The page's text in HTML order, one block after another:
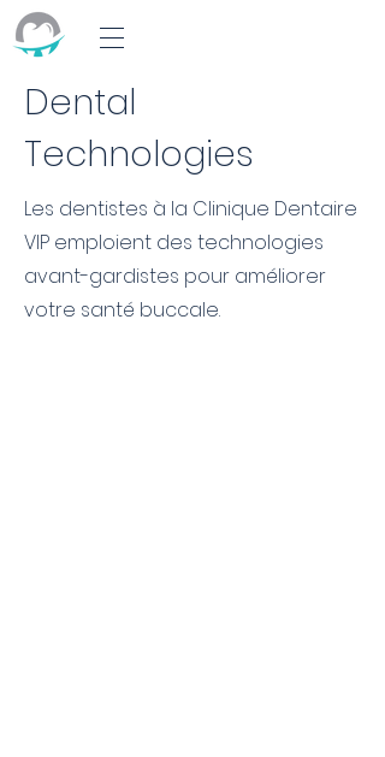
Dental
Technologies
Les dentistes à la Clinique Dentaire
VIP emploient des technologies
avant-gardistes pour améliorer
votre santé buccale.